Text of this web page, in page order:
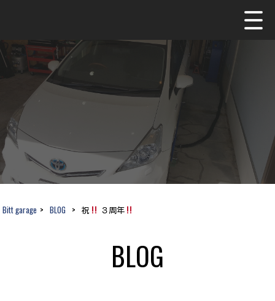
Bitt garage > BLOG > 祝 ３周年
BLOG